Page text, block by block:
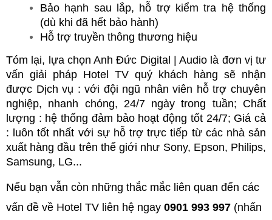
Bảo hạnh sau lắp, hỗ trợ kiểm tra hệ thống
(dù khi đã hết bảo hành)
Hỗ trợ truyền thông thương hiệu
Tóm lại, lựa chọn Anh Đức Digital | Audio là đơn vị tư
vấn giải pháp Hotel TV quý khách hàng sẽ nhận
được Dịch vụ : với đội ngũ nhân viên hỗ trợ chuyên
nghiệp, nhanh chóng, 24/7 ngày trong tuần; Chất
lượng : hệ thống đảm bảo hoạt động tốt 24/7; Giá cả
: luôn tốt nhất với sự hỗ trợ trực tiếp từ các nhà sản
xuất hàng đầu trên thế giới như Sony, Epson, Philips,
Samsung, LG...
Nếu bạn vẫn còn những thắc mắc liên quan đến các
vấn đề về Hotel TV liên hệ ngay 0901 993 997 (nhấn